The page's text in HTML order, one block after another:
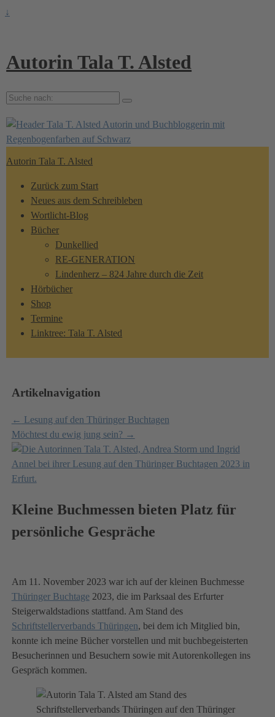
↓
Autorin Tala T. Alsted
Suche
Autorin Tala T. Alsted
Zurück zum Start
Neues aus dem Schreibleben
Wortlicht-Blog
Bücher
Dunkellied
RE-GENERATION
Lindenherz – 824 Jahre durch die Zeit
Hörbücher
Shop
Termine
Linktree: Tala T. Alsted
Artikelnavigation
← Lesung auf den Thüringer Buchtagen
Möchtest du ewig jung sein? →
Kleine Buchmessen bieten Platz für
persönliche Gespräche
Am 11. November 2023 war ich auf der kleinen Buchmesse
Thüringer Buchtage2023, die im Parksaal des Erfurter
Steigerwaldstadions stattfand. Am Stand des
Schriftstellerverbands Thüringen, bei dem ich Mitglied bin,
konnte ich meine Bücher vorstellen und mit buchbegeisterten
Besucherinnen und Besuchern sowie mit Autorenkollegen ins
Gespräch kommen.